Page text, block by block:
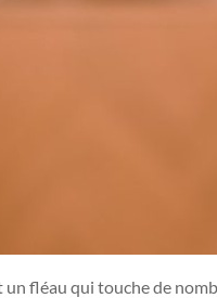
un fléau qui touche de